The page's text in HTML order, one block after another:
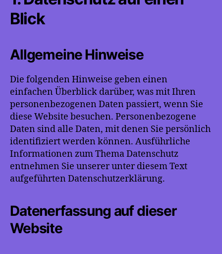
Blick
Allgemeine Hinweise
Die folgenden Hinweise geben einen
einfachen Überblick darüber, was mit Ihren
personenbezogenen Daten passiert, wenn Sie
diese Website besuchen. Personenbezogene
Daten sind alle Daten, mit denen Sie persönlich
identifiziert werden können. Ausführliche
Informationen zum Thema Datenschutz
entnehmen Sie unserer unter diesem Text
aufgeführten Datenschutzerklärung.
Datenerfassung auf dieser
Website